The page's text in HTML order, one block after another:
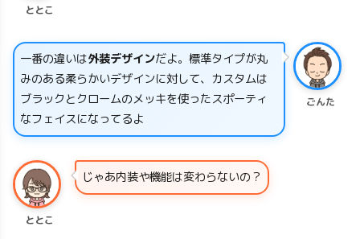
ととこ
ごんた
一番の違いは外装デザインだよ。標準タイプが丸
みのある柔らかいデザインに対して、カスタムは
ブラックとクロームのメッキを使ったスポーティ
なフェイスになってるよ
ととこ
じゃあ内装や機能は変わらないの？